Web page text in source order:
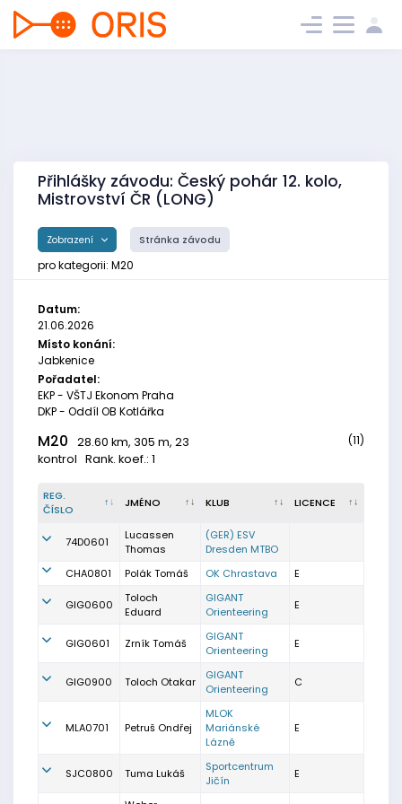
Přihlášky závodu: Český pohár 12. kolo,
Mistrovství ČR (LONG)
Zobrazení Stránka závodu
pro kategorii: M20
Datum:
21.06.2026
Místo konání:
Jabkenice
Pořadatel:
EKP - VŠTJ Ekonom Praha
DKP - Oddíl OB Kotlářka
M20
28.60 km, 305 m, 23
kontrol Rank. koef.: 1
(11)
REG.
ČÍSLO
JMÉNO KLUB LICENCE
74D0601
Lucassen
Thomas
(GER) ESV
Dresden MTBO
CHA0801
Polák Tomáš OK Chrastava E
GIG0600
Toloch
Eduard
GIGANT
Orienteering
E
GIG0601 Zrník Tomáš
GIGANT
Orienteering
E
GIG0900 Toloch Otakar
GIGANT
Orienteering
C
MLA0701 Petruš Ondřej
MLOK
Mariánské
Lázně
E
SJC0800 Tuma Lukáš
Sportcentrum
Jičín
E